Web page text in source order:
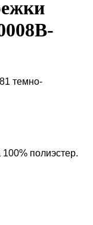
темно-
полиэстер.